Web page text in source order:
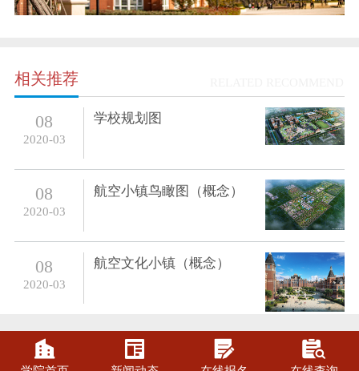
相关推荐
08
2020-03
学校规划图
08
2020-03
航空小镇鸟瞰图（概念）
08
2020-03
航空文化小镇（概念）
   